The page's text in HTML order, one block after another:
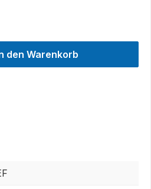
benutze die Schaltflächen um die
den Warenkorb